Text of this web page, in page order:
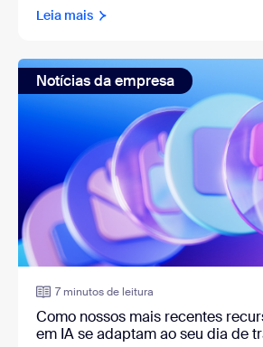
Leia mais
Notícias da empresa
7 minutos de leitura
Como nossos mais recentes
em IA se adaptam ao seu dia de